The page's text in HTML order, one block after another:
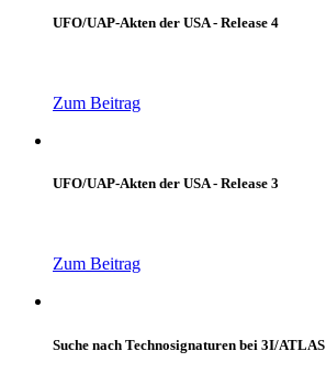
UFO/UAP-Akten der USA - Release 4
Zum Beitrag
UFO/UAP-Akten der USA - Release 3
Zum Beitrag
Suche nach Technosignaturen bei 3I/ATLAS